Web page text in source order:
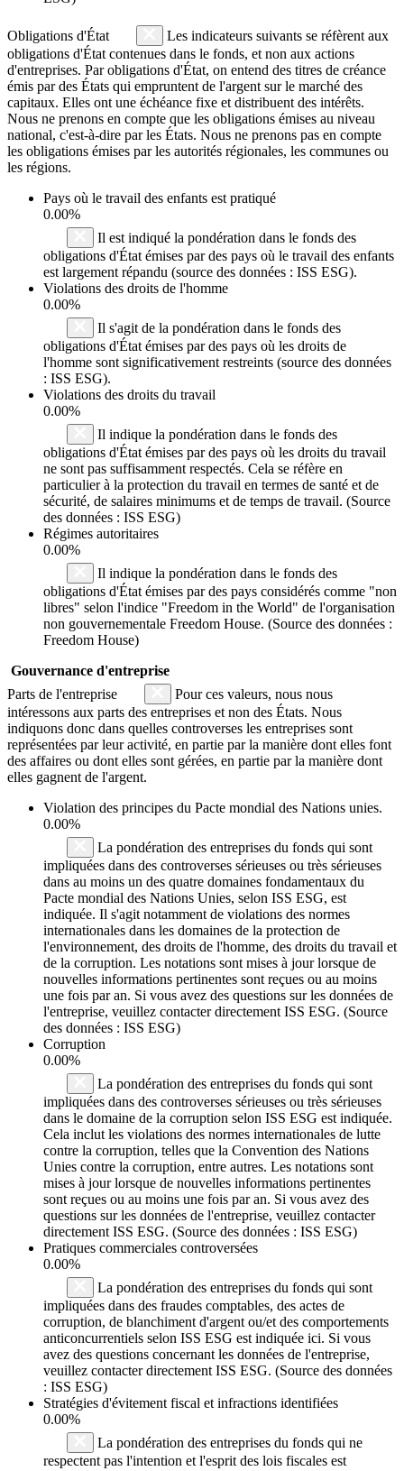
Obligations d'État
Les indicateurs suivants se réfèrent aux
obligations d'État contenues dans le fonds, et non aux actions
d'entreprises. Par obligations d'État, on entend des titres de créance
émis par des États qui empruntent de l'argent sur le marché des
capitaux. Elles ont une échéance fixe et distribuent des intérêts.
Nous ne prenons en compte que les obligations émises au niveau
national, c'est-à-dire par les États. Nous ne prenons pas en compte
les obligations émises par les autorités régionales, les communes ou
les régions.
Pays où le travail des enfants est pratiqué
0.00%
Il est indiqué la pondération dans le fonds des
obligations d'État émises par des pays où le travail des enfants
est largement répandu (source des données : ISS ESG).
Violations des droits de l'homme
0.00%
Il s'agit de la pondération dans le fonds des
obligations d'État émises par des pays où les droits de
l'homme sont significativement restreints (source des données
: ISS ESG).
Violations des droits du travail
0.00%
Il indique la pondération dans le fonds des
obligations d'État émises par des pays où les droits du travail
ne sont pas suffisamment respectés. Cela se réfère en
particulier à la protection du travail en termes de santé et de
sécurité, de salaires minimums et de temps de travail. (Source
des données : ISS ESG)
Régimes autoritaires
0.00%
Il indique la pondération dans le fonds des
obligations d'État émises par des pays considérés comme "non
libres" selon l'indice "Freedom in the World" de l'organisation
non gouvernementale Freedom House. (Source des données :
Freedom House)
Gouvernance d'entreprise
Parts de l'entreprise
Pour ces valeurs, nous nous
intéressons aux parts des entreprises et non des États. Nous
indiquons donc dans quelles controverses les entreprises sont
représentées par leur activité, en partie par la manière dont elles font
des affaires ou dont elles sont gérées, en partie par la manière dont
elles gagnent de l'argent.
Violation des principes du Pacte mondial des Nations unies.
0.00%
La pondération des entreprises du fonds qui sont
impliquées dans des controverses sérieuses ou très sérieuses
dans au moins un des quatre domaines fondamentaux du
Pacte mondial des Nations Unies, selon ISS ESG, est
indiquée. Il s'agit notamment de violations des normes
internationales dans les domaines de la protection de
l'environnement, des droits de l'homme, des droits du travail et
de la corruption. Les notations sont mises à jour lorsque de
nouvelles informations pertinentes sont reçues ou au moins
une fois par an. Si vous avez des questions sur les données de
l'entreprise, veuillez contacter directement ISS ESG. (Source
des données : ISS ESG)
Corruption
0.00%
La pondération des entreprises du fonds qui sont
impliquées dans des controverses sérieuses ou très sérieuses
dans le domaine de la corruption selon ISS ESG est indiquée.
Cela inclut les violations des normes internationales de lutte
contre la corruption, telles que la Convention des Nations
Unies contre la corruption, entre autres. Les notations sont
mises à jour lorsque de nouvelles informations pertinentes
sont reçues ou au moins une fois par an. Si vous avez des
questions sur les données de l'entreprise, veuillez contacter
directement ISS ESG. (Source des données : ISS ESG)
Pratiques commerciales controversées
0.00%
La pondération des entreprises du fonds qui sont
impliquées dans des fraudes comptables, des actes de
corruption, de blanchiment d'argent ou/et des comportements
anticoncurrentiels selon ISS ESG est indiquée ici. Si vous
avez des questions concernant les données de l'entreprise,
veuillez contacter directement ISS ESG. (Source des données
: ISS ESG)
Stratégies d'évitement fiscal et infractions identifiées
0.00%
La pondération des entreprises du fonds qui ne
respectent pas l'intention et l'esprit des lois fiscales est